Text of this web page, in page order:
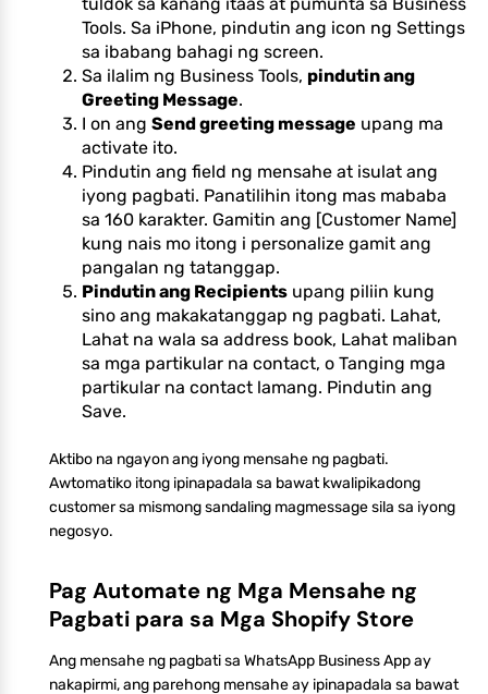
Tools. Sa iPhone, pindutin ang icon ng Settings
sa ibabang bahagi ng screen.
Sa ilalim ng Business Tools, pindutin ang
Greeting Message.
I on ang Send greeting message upang ma
activate ito.
Pindutin ang field ng mensahe at isulat ang
iyong pagbati. Panatilihin itong mas mababa
sa 160 karakter. Gamitin ang [Customer Name]
kung nais mo itong i personalize gamit ang
pangalan ng tatanggap.
Pindutin ang Recipients upang piliin kung
sino ang makakatanggap ng pagbati. Lahat,
Lahat na wala sa address book, Lahat maliban
sa mga partikular na contact, o Tanging mga
partikular na contact lamang. Pindutin ang
Save.
Aktibo na ngayon ang iyong mensahe ng pagbati.
Awtomatiko itong ipinapadala sa bawat kwalipikadong
customer sa mismong sandaling magmessage sila sa iyong
negosyo.
Pag Automate ng Mga Mensahe ng
Pagbati para sa Mga Shopify Store
Ang mensahe ng pagbati sa WhatsApp Business App ay
nakapirmi, ang parehong mensahe ay ipinapadala sa bawat